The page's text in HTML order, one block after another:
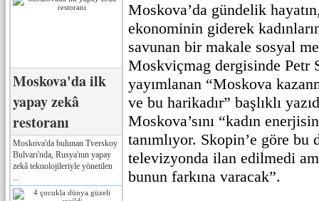
Moskova'da ilk
yapay zekâ
restoranı
Moskova'da bulunan Tverskoy
Bulvarı'nda, Rusya'nın yapay
zekâ teknolojileriyle yönetilen
Moskova’da gündelik
ekonominin giderek
savunan bir makale sosyal
Moskviçmag dergisinde Petr
yayımlanan “Moskova
ve bu harikadır” başlıklı
Moskova’sını “kadın
tanımlıyor. Skopin’e göre bu
televizyonda ilan edilmedi
bunun farkına varacak”.